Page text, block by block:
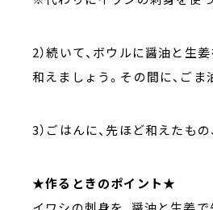
2）続いて、ボウルに醤油と生
和えましょう。その間に、ご
3）ごはんに、先ほど和えたも
★作るときのポイント★